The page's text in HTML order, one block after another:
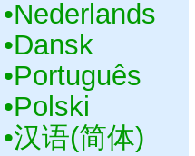
•‎Nederlands
•‎Dansk
•‎Português
•‎Polski
•‎汉语(简体)